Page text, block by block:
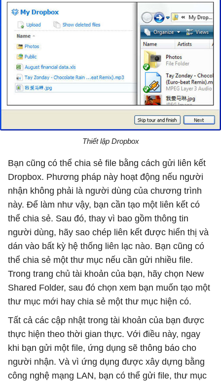
Thiết lập Dropbox
Bạn cũng có thể chia sẻ file bằng cách gửi liên kết
Dropbox. Phương pháp này hoạt động nếu người
nhận không phải là người dùng của chương trình
này. Để làm như vậy, bạn cần tạo một liên kết có
thể chia sẻ. Sau đó, thay vì bao gồm thông tin
người dùng, hãy sao chép liên kết được hiển thị và
dán vào bất kỳ hệ thống liên lạc nào. Bạn cũng có
thể chia sẻ một thư mục nếu cần gửi nhiều file.
Trong trang chủ tài khoản của bạn, hãy chọn New
Shared Folder, sau đó chọn xem bạn muốn tạo một
thư mục mới hay chia sẻ một thư mục hiện có.
Tất cả các cập nhật trong tài khoản của bạn được
thực hiện theo thời gian thực. Với điều này, ngay
khi bạn gửi một file, ứng dụng sẽ thông báo cho
người nhận. Và vì ứng dụng được xây dựng bằng
công nghệ mạng LAN, bạn có thể gửi file, thư mục